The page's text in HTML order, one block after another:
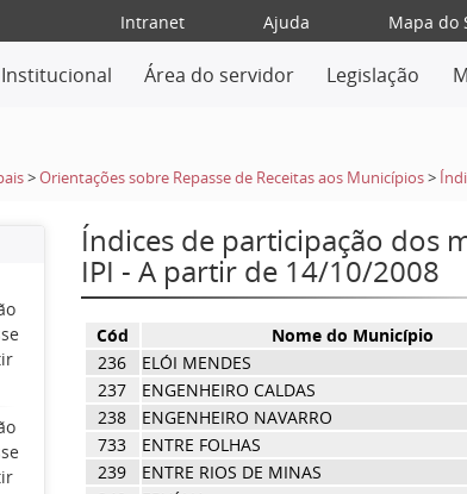
Intranet Ajuda Mapa do
Institucional Área do servidor Legislação
>Orientações sobre Repasse de Receitas aos Municípios >
Índices de participação dos
IPI - A partir de 14/10/2008
Cód Nome do Município
236
ELÓI MENDES
237
ENGENHEIRO CALDAS
238
ENGENHEIRO NAVARRO
733
ENTRE FOLHAS
239
ENTRE RIOS DE MINAS